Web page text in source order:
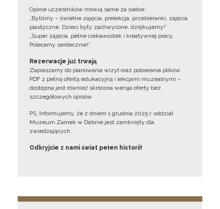
Opinie uczestników mówią same za siebie:
„Byliśmy – świetne zajęcia, prelekcja, przebieranki, zajęcia
plastyczne. Dzieci były zachwycone, dziękujemy!”
„Super zajęcia, pełne ciekawostek i kreatywnej pracy.
Polecamy serdecznie!”
Rezerwacje już trwają
Zapraszamy do planowania wizyt oraz pobierania plików
PDF z pełną ofertą edukacyjną i lekcjami muzealnymi –
dostępna jest również skrócona wersja oferty bez
szczegółowych opisów.
PS. Informujemy, że z dniem 1 grudnia 2025 r. oddział
Muzeum Zamek w Dębnie jest zamknięty dla
zwiedzających.
Odkryjcie z nami świat pełen historii!